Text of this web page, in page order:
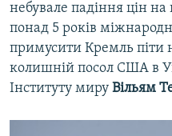
небувале падіння цін
понад 5 років
примусити Кремль піти
колишній посол США в
Інституту миру Вільям